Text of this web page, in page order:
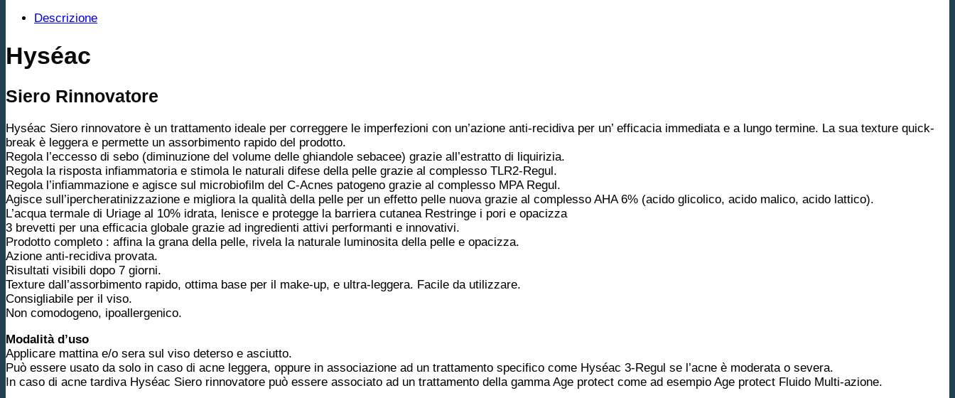
Descrizione
Hyséac
Siero Rinnovatore
Hyséac Siero rinnovatore è un trattamento ideale per correggere le imperfezioni con un’azione anti-recidiva per un’ efficacia immediata e a lungo termine. La sua texture quick-
break è leggera e permette un assorbimento rapido del prodotto.
Regola l’eccesso di sebo (diminuzione del volume delle ghiandole sebacee) grazie all’estratto di liquirizia.
Regola la risposta infiammatoria e stimola le naturali difese della pelle grazie al complesso TLR2-Regul.
Regola l’infiammazione e agisce sul microbiofilm del C-Acnes patogeno grazie al complesso MPA Regul.
Agisce sull’ipercheratinizzazione e migliora la qualità della pelle per un effetto pelle nuova grazie al complesso AHA 6% (acido glicolico, acido malico, acido lattico).
L’acqua termale di Uriage al 10% idrata, lenisce e protegge la barriera cutanea Restringe i pori e opacizza
3 brevetti per una efficacia globale grazie ad ingredienti attivi performanti e innovativi.
Prodotto completo : affina la grana della pelle, rivela la naturale luminosita della pelle e opacizza.
Azione anti-recidiva provata.
Risultati visibili dopo 7 giorni.
Texture dall’assorbimento rapido, ottima base per il make-up, e ultra-leggera. Facile da utilizzare.
Consigliabile per il viso.
Non comodogeno, ipoallergenico.
Modalità d’uso
Applicare mattina e/o sera sul viso deterso e asciutto.
Può essere usato da solo in caso di acne leggera, oppure in associazione ad un trattamento specifico come Hyséac 3-Regul se l’acne è moderata o severa.
In caso di acne tardiva Hyséac Siero rinnovatore può essere associato ad un trattamento della gamma Age protect come ad esempio Age protect Fluido Multi-azione.